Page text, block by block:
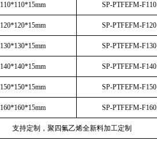
110*110*15mm SP-PTFEFM-F110
120*120*15mm SP-PTFEFM-F120
130*130*15mm SP-PTFEFM-F130
140*140*15mm SP-PTFEFM-F140
150*150*15mm SP-PTFEFM-F150
160*160*15mm SP-PTFEFM-F160
支持定制，聚四氟乙烯全新料加工定制